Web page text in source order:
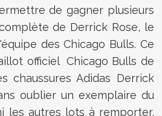
de gagner plusieurs
de Derrick Rose, le
des Chicago Bulls. Ce
officiel Chicago Bulls de
chaussures Adidas Derrick
oublier un exemplaire du
les autres lots à remporter,